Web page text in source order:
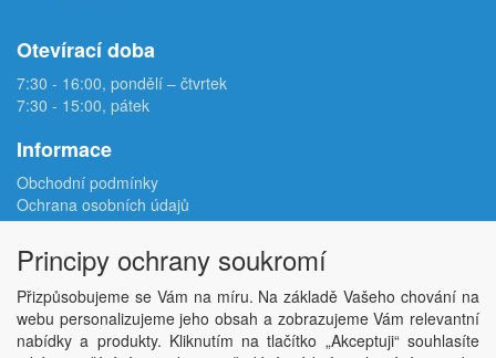
Otevírací doba
7:30 - 16:00, pondělí – čtvrtek
7:30 - 15:00, pátek
Informace
Obchodní podmínky
Ochrana osobních údajů
Reklamační protokol
Odstoupení od smlouvy
Podmínky užití e-shopu
Doprava
Velkoobchod
Kontakt
Principy ochrany soukromí
Přizpůsobujeme se Vám na míru. Na základě Vašeho chování na
webu personalizujeme jeho obsah a zobrazujeme Vám relevantní
nabídky a produkty. Kliknutím na tlačítko „Akceptuji“ souhlasíte